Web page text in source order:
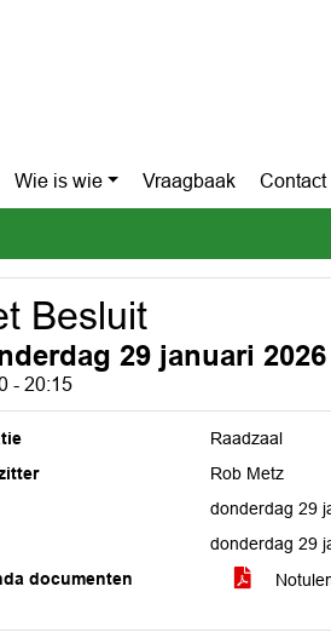
Wie is wie Vraagbaak Contact
Besluit
29 januari 2026
- 20:15
Raadzaal
Rob Metz
donderdag 29
donderdag 29
documenten